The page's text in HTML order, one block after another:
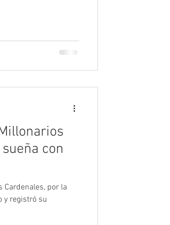
con
Cardenales, por la
y registró su